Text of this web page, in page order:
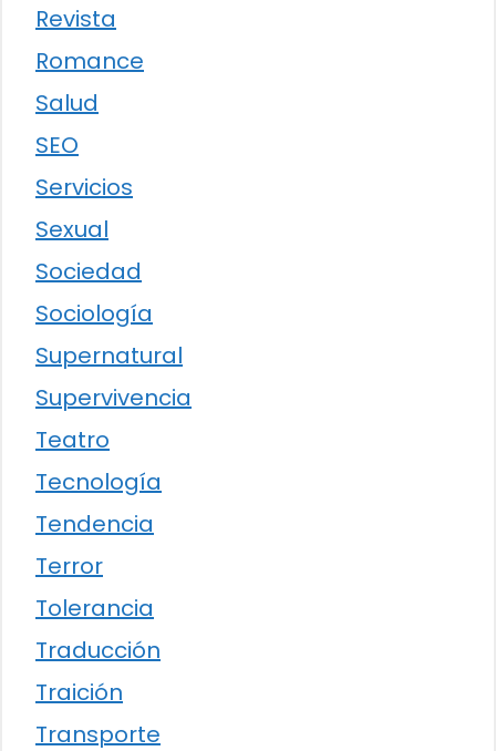
Revista
Romance
Salud
SEO
Servicios
Sexual
Sociedad
Sociología
Supernatural
Supervivencia
Teatro
Tecnología
Tendencia
Terror
Tolerancia
Traducción
Traición
Transporte